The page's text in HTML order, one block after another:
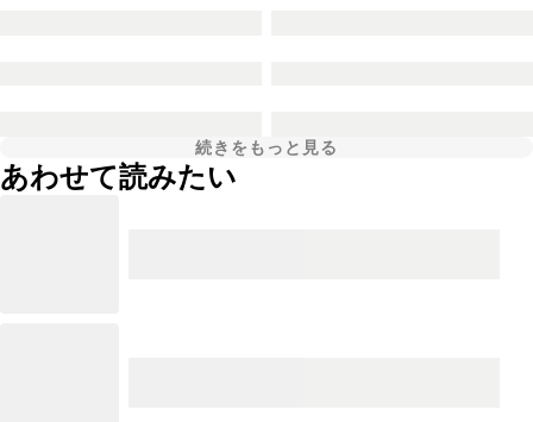
続きをもっと見る
あわせて読みたい